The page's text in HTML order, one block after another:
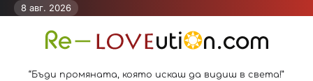
Skip8 авг. 2026
“Бъди промяната, която искаш да видиш в света!”